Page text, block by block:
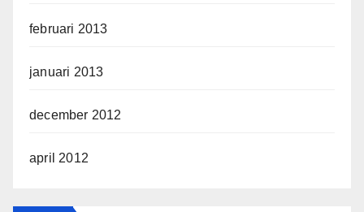
februari 2013
januari 2013
december 2012
april 2012